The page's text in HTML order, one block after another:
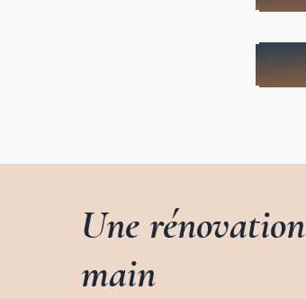
Une rénovation
main